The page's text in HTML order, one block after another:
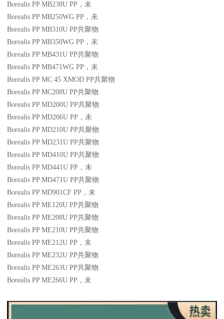
Borealis PP MB238U PP ，未
Borealis PP MB250WG PP ，未
Borealis PP MB310U PP共聚物
Borealis PP MB350WG PP ，未
Borealis PP MB431U PP共聚物
Borealis PP MB471WG PP ，未
Borealis PP MC 45 XMOD PP共聚物
Borealis PP MC208U PP共聚物
Borealis PP MD200U PP共聚物
Borealis PP MD206U PP ，未
Borealis PP MD210U PP共聚物
Borealis PP MD231U PP共聚物
Borealis PP MD410U PP共聚物
Borealis PP MD441U PP ，未
Borealis PP MD471U PP共聚物
Borealis PP MD901CF PP ，未
Borealis PP ME120U PP共聚物
Borealis PP ME208U PP共聚物
Borealis PP ME210U PP共聚物
Borealis PP ME212U PP ，未
Borealis PP ME232U PP共聚物
Borealis PP ME263U PP共聚物
Borealis PP ME266U PP ，未